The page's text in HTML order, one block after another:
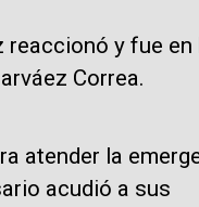
reaccionó y fue en
Correa.
atender la
acudió a sus